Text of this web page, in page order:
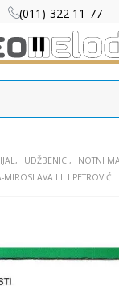
(011) 322 11 77
, UDŽBENICI,
NOTNI
LILI PETROVIĆ